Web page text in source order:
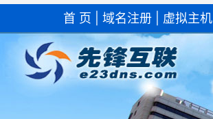
首 页 |域名注册 虚拟主机